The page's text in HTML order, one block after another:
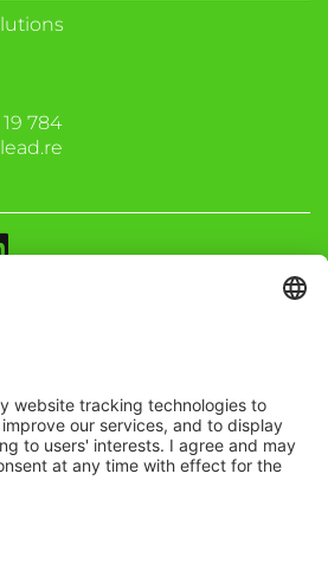
19 784
DEL
consent to load the
service!
to embed
review the details
nostra
gratuitamente e sii il primo
le novità.